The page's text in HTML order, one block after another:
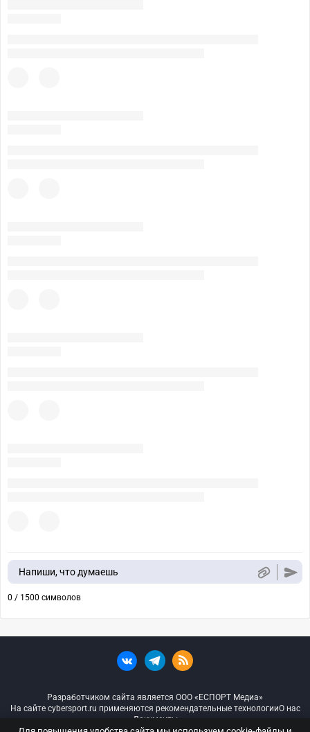
Напиши, что думаешь
0 / 1500 символов
Разработчиком сайта является ООО «ЕСПОРТ Медиа»
На сайте cybersport.ru применяются рекомендательные технологииО нас
Документы